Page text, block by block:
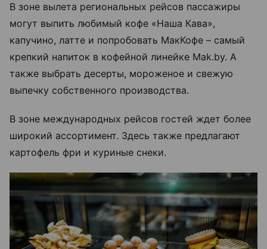
В зоне вылета региональных рейсов пассажиры
могут выпить любимый кофе «Наша Кава»,
капучино, латте и попробовать МакКофе – самый
крепкий напиток в кофейной линейке Mak.by. А
также выбрать десерты, мороженое и свежую
выпечку собственного производства.
В зоне международных рейсов гостей ждет более
широкий ассортимент. Здесь также предлагают
картофель фри и куриные снеки.